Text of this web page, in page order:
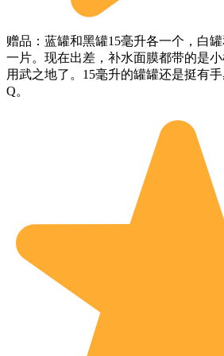
赠品：蓝罐和黑罐15毫升各一个，白
一片。现在出差，补水面膜都带的是
用武之地了。15毫升的罐罐还是挺有
Q。